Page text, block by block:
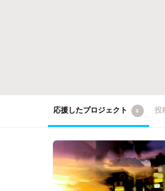
応援したプロジェクト 6 投